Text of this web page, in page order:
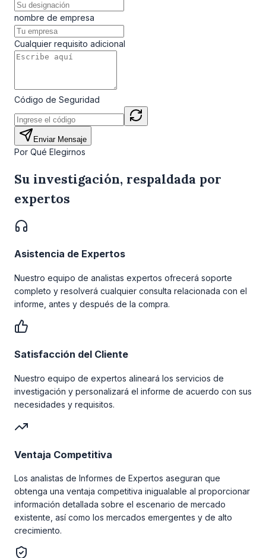
nombre de empresa
Cualquier requisito adicional
Código de Seguridad
Enviar Mensaje
Por Qué Elegirnos
Su investigación, respaldada por
expertos
Asistencia de Expertos
Nuestro equipo de analistas expertos ofrecerá soporte
completo y resolverá cualquier consulta relacionada con el
informe, antes y después de la compra.
Satisfacción del Cliente
Nuestro equipo de expertos alineará los servicios de
investigación y personalizará el informe de acuerdo con sus
necesidades y requisitos.
Ventaja Competitiva
Los analistas de Informes de Expertos aseguran que
obtenga una ventaja competitiva inigualable al proporcionar
información detallada sobre el escenario de mercado
existente, así como los mercados emergentes y de alto
crecimiento.